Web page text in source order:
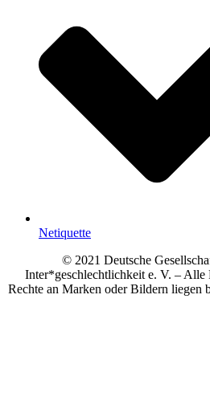
Netiquette
© 2021 Deutsche
Inter*geschlechtlichkeit e. V. –
Rechte an Marken oder Bildern liegen